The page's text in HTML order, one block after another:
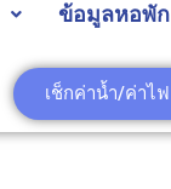
ข้อมูลหอพัก
เช็กค่าน้ำ/ค่าไฟ